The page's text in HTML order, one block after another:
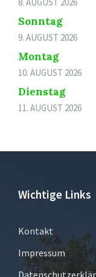
Sonntag
9. AUGUST 2026
Montag
10. AUGUST 2026
Dienstag
11. AUGUST 2026
Wichtige Links
Kontakt
Impressum